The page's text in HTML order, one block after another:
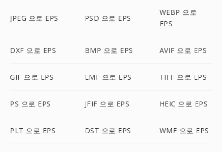
JPEG 으로 EPS PSD 으로 EPS
WEBP 으로
EPS
DXF 으로 EPS BMP 으로 EPS AVIF 으로 EPS
GIF 으로 EPS EMF 으로 EPS TIFF 으로 EPS
PS 으로 EPS JFIF 으로 EPS HEIC 으로 EPS
PLT 으로 EPS DST 으로 EPS WMF 으로 EPS